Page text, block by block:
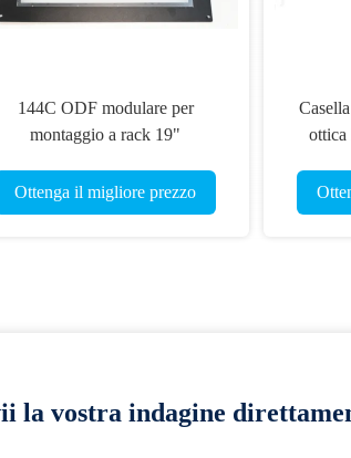
144C ODF modulare per
montaggio a rack 19"
Ottenga il migliore prezzo
la vostra indagine